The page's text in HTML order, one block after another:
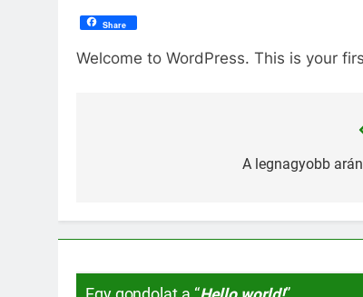
Share
Welcome to WordPress. This is your
A legnagyobb